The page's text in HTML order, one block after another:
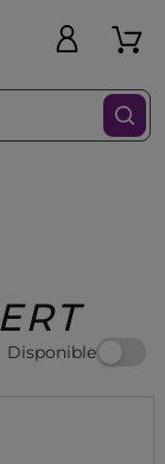
Disponible
Filtres